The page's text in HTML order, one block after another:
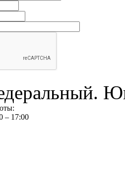
– 17:00